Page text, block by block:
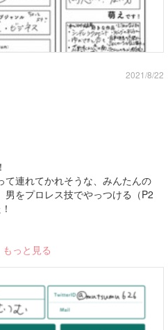
2021/8/22
て連れてかれそうな、みんたんの
男をプロレス技でやっつける（P2
もっと見る